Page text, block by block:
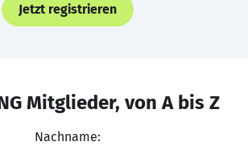
Jetzt registrieren
Mitglieder, von A bis Z
Nachname: